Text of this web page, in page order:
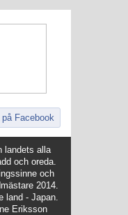
på Facebook
landets alla
och oreda.
och
2014.
land - Japan.
Eriksson